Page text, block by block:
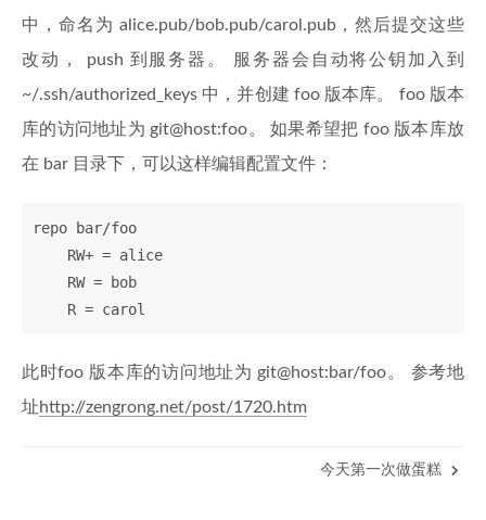
中，命名为 alice.pub/bob.pub/carol.pub，然后提交这些
改动， push 到服务器。 服务器会自动将公钥加入到
~/.ssh/authorized_keys 中，并创建 foo 版本库。 foo 版本
库的访问地址为 git@host:foo。 如果希望把 foo 版本库放
在 bar 目录下，可以这样编辑配置文件：
repo bar/foo
    RW+ = alice
    RW = bob
    R = carol
此时foo 版本库的访问地址为 git@host:bar/foo。 参考地
址http://zengrong.net/post/1720.htm
今天第一次做蛋糕